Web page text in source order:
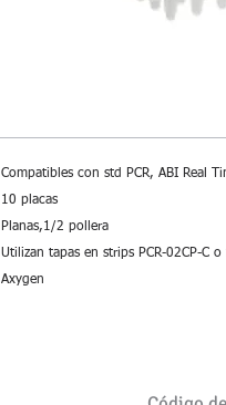
Compatibles con std PCR, ABI Real
10 placas
Planas,1/2 pollera
Utilizan tapas en strips PCR-02CP-C o
Axygen